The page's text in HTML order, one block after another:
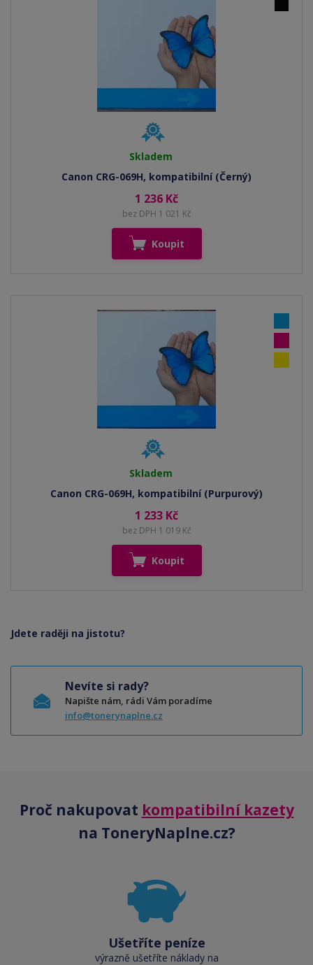
Skladem
Canon CRG-069H, kompatibilní (Černý)
1 236 Kč
bez DPH 1 021 Kč
Koupit
Skladem
Canon CRG-069H, kompatibilní (Purpurový)
1 233 Kč
bez DPH 1 019 Kč
Koupit
Jdete raději na jistotu?
Nevíte si rady?
Napište nám, rádi Vám poradíme
info@tonerynaplne.cz
Proč nakupovat kompatibilní kazety
na ToneryNaplne.cz?
Ušetříte peníze
výrazně ušetříte náklady na